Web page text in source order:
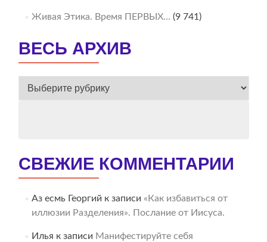
Живая Этика. Время ПЕРВЫХ… (9 741)
ВЕСЬ АРХИВ
ВЕСЬ
СВЕЖИЕ КОММЕНТАРИИ
Аз есмь Георгий к записи «Как избавиться от
иллюзии Разделения». Послание от Иисуса.
Илья к записи Манифестируйте себя